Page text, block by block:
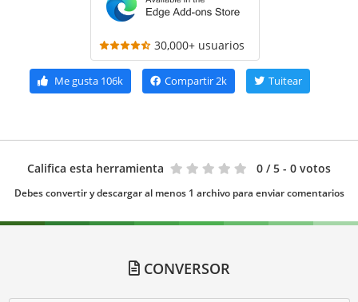
30,000+ usuarios
Me gusta106k Compartir2k Tuitear
Califica esta herramienta 0 / 5 - 0 votos
Debes convertir y descargar al menos 1 archivo para enviar comentarios
CONVERSOR